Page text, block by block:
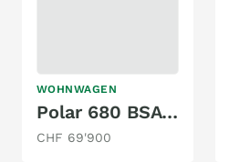
WOHNWAGEN
Polar 680 BSA BLACKLINE M25
CHF 69'900